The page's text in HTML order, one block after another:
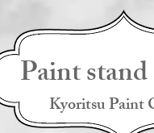
Paint
Kyoritsu Paint